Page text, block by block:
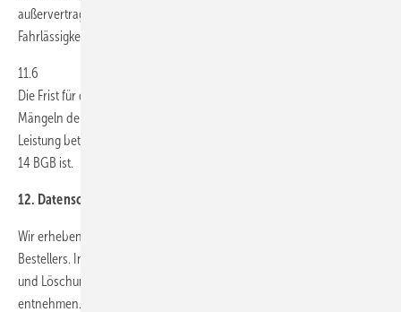
außervertraglicher Haftung von GEM auf Vorsatz und grobe
Fahrlässigkeit beschränkt.
11.6
Die Frist für die Verjährung von Ansprüchen des Bestellers wegen
Mängeln der gelieferten Ware beziehungsweise der erbrachten
Leistung beträgt 12 Monate, soweit der Besteller Unternehmer i. S. v. §
14 BGB ist.
12. Datenschutz
Wir erheben zur Abwicklung des jeweiligen Vertrags Daten des
Bestellers. Informationen zur Verarbeitung, Speicherung, Weitergabe
und Löschung dieser Daten sind unserer
entnehmen.